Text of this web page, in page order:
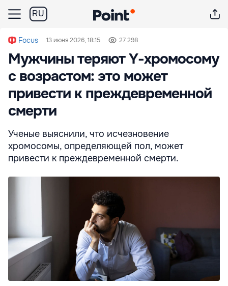
RU
Focus 13 июня 2026, 18:15 27 298
Мужчины теряют Y-хромосому
с возрастом: это может
привести к преждевременной
смерти
Ученые выяснили, что исчезновение
хромосомы, определяющей пол, может
привести к преждевременной смерти.